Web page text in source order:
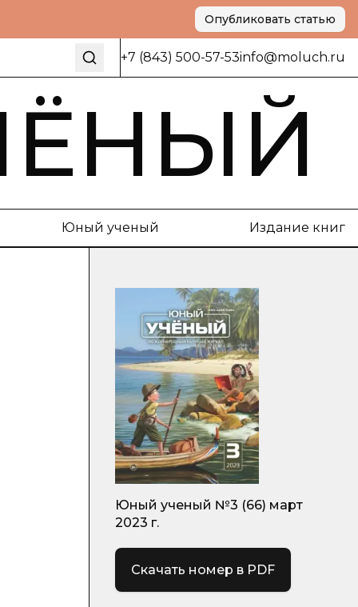
Опубликовать статью
+7 (843) 500-57-53info@moluch.ru
Юный ученый Издание книг
Юный ученый №3 (66) март
2023 г.
Скачать номер в PDF